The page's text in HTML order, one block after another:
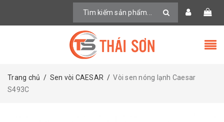
Trang chủ / Sen vòi CAESAR / Vòi sen nóng lạnh Caesar
S493C